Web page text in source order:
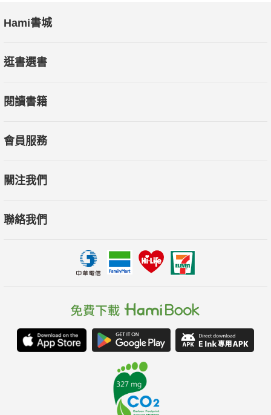
Hami書城
逛書選書
閱讀書籍
會員服務
關注我們
聯絡我們